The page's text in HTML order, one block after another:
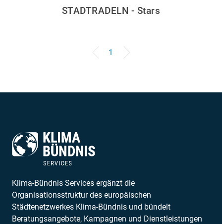
STADTRADELN - Stars
1
Klima-Bündnis Services ergänzt die
Organisationsstruktur des europäischen
Städtenetzwerkes Klima-Bündnis und bündelt
Beratungsangebote, Kampagnen und Dienstleistungen